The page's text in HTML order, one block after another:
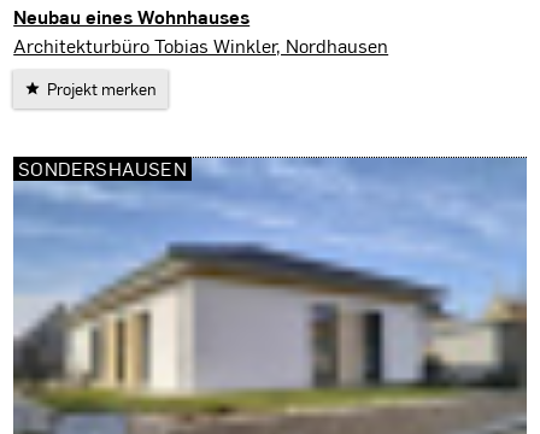
Neubau eines Wohnhauses
Werther
Architekturbüro Tobias Winkler, Nordhausen
Projekt merken
SONDERSHAUSEN